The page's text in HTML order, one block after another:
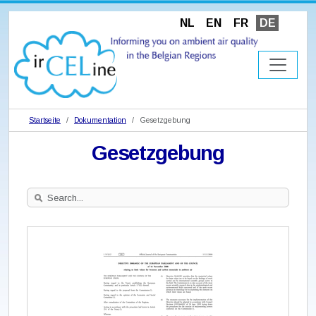
NL EN FR DE
Startseite Dokumentation Gesetzgebung
Gesetzgebung
Search
Site